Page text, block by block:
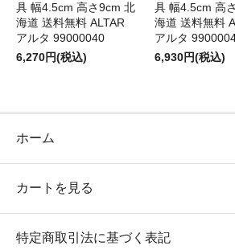
具 幅4.5cm 高さ9cm 北
海道 送料無料 ALTAR
アルタ 99000040
6,270円(税込)
具 幅4.5cm 高
海道 送料無料
アルタ
6,930円(税込)
ホーム
カートを見る
特定商取引法に基づく表記